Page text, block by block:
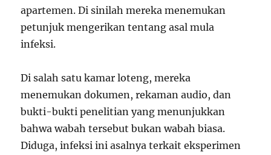
apartemen. Di sinilah mereka menemukan
petunjuk mengerikan tentang asal mula
infeksi.
Di salah satu kamar loteng, mereka
menemukan dokumen, rekaman audio, dan
bukti-bukti penelitian yang menunjukkan
bahwa wabah tersebut bukan wabah biasa.
Diduga, infeksi ini asalnya terkait eksperimen